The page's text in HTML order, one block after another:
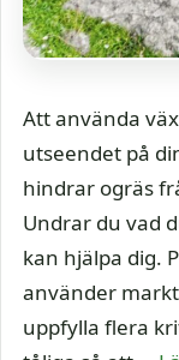
Att använda
utseendet på
hindrar ogräs
Undrar du vad
kan hjälpa dig.
använder
uppfylla flera